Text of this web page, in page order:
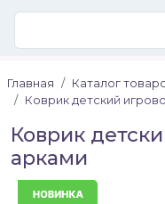
Главная Каталог
Коврик детский
Коврик
арками